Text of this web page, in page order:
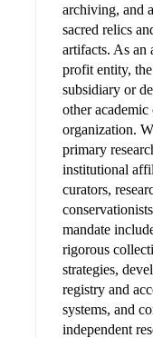
archiving, and
sacred relics
artifacts. As an
profit entity,
subsidiary or
other
organization.
primary
institutional
curators,
mandate
rigorous
strategies,
registry and
systems, and
independent